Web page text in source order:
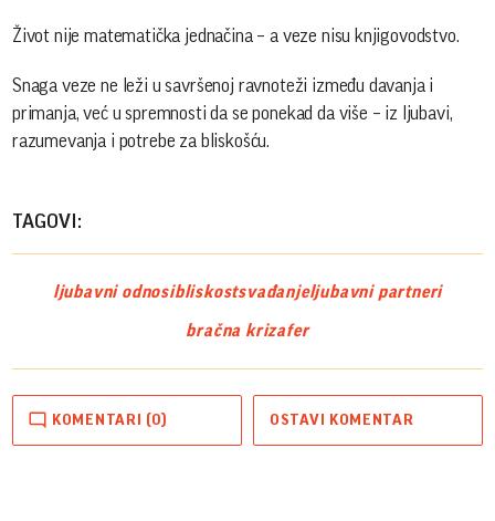
Život nije matematička jednačina – a veze nisu knjigovodstvo.
Snaga veze ne leži u savršenoj ravnoteži između davanja i
primanja, već u spremnosti da se ponekad da više – iz ljubavi,
razumevanja i potrebe za bliskošću.
TAGOVI:
ljubavni odnosibliskostsvađanjeljubavni partneri
bračna krizafer
KOMENTARI (0) OSTAVI KOMENTAR